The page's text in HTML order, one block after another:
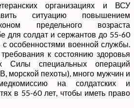
организациях и ВСУ
ситуацию повышением
предельного возраста
для солдат и сержантов до 55-60
с особенностями военной службы.
к состоянию здоровья
Силы специальных операций
морской пехоты), много мужчин и
на солдатских и
в 55-60 лет, чтобы иметь право